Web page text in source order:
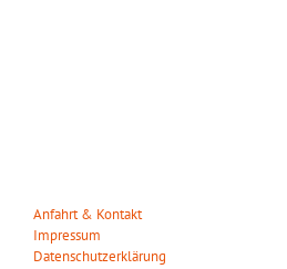
Anfahrt & Kontakt
Impressum
Datenschutzerklärung